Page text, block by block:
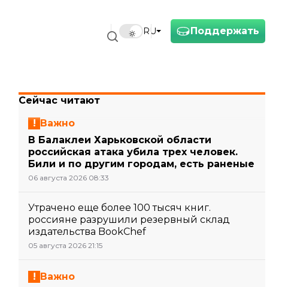
Поддержать
RU
Сейчас читают
Важно
В Балаклеи Харьковской области
российская атака убила трех человек.
Били и по другим городам, есть раненые
06 августа 2026 08:33
Утрачено еще более 100 тысяч книг.
россияне разрушили резервный склад
издательства BookChef
05 августа 2026 21:15
Важно